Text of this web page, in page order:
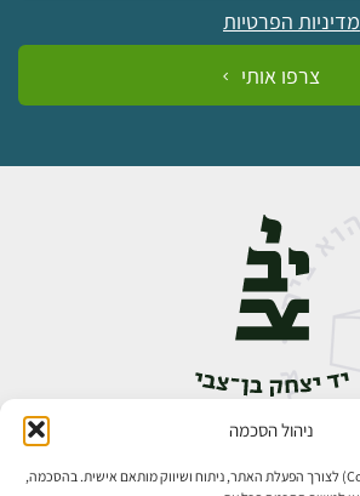
ניהול הסכמה
אנו משתמשים בעוגיות (Cookies) לצורך הפעלת האתר, ניתוח ושיווק מותאם אישית. בהסכמה,
מדיניות הפרטיות
צרפו אותי
רחביה, ירושלים